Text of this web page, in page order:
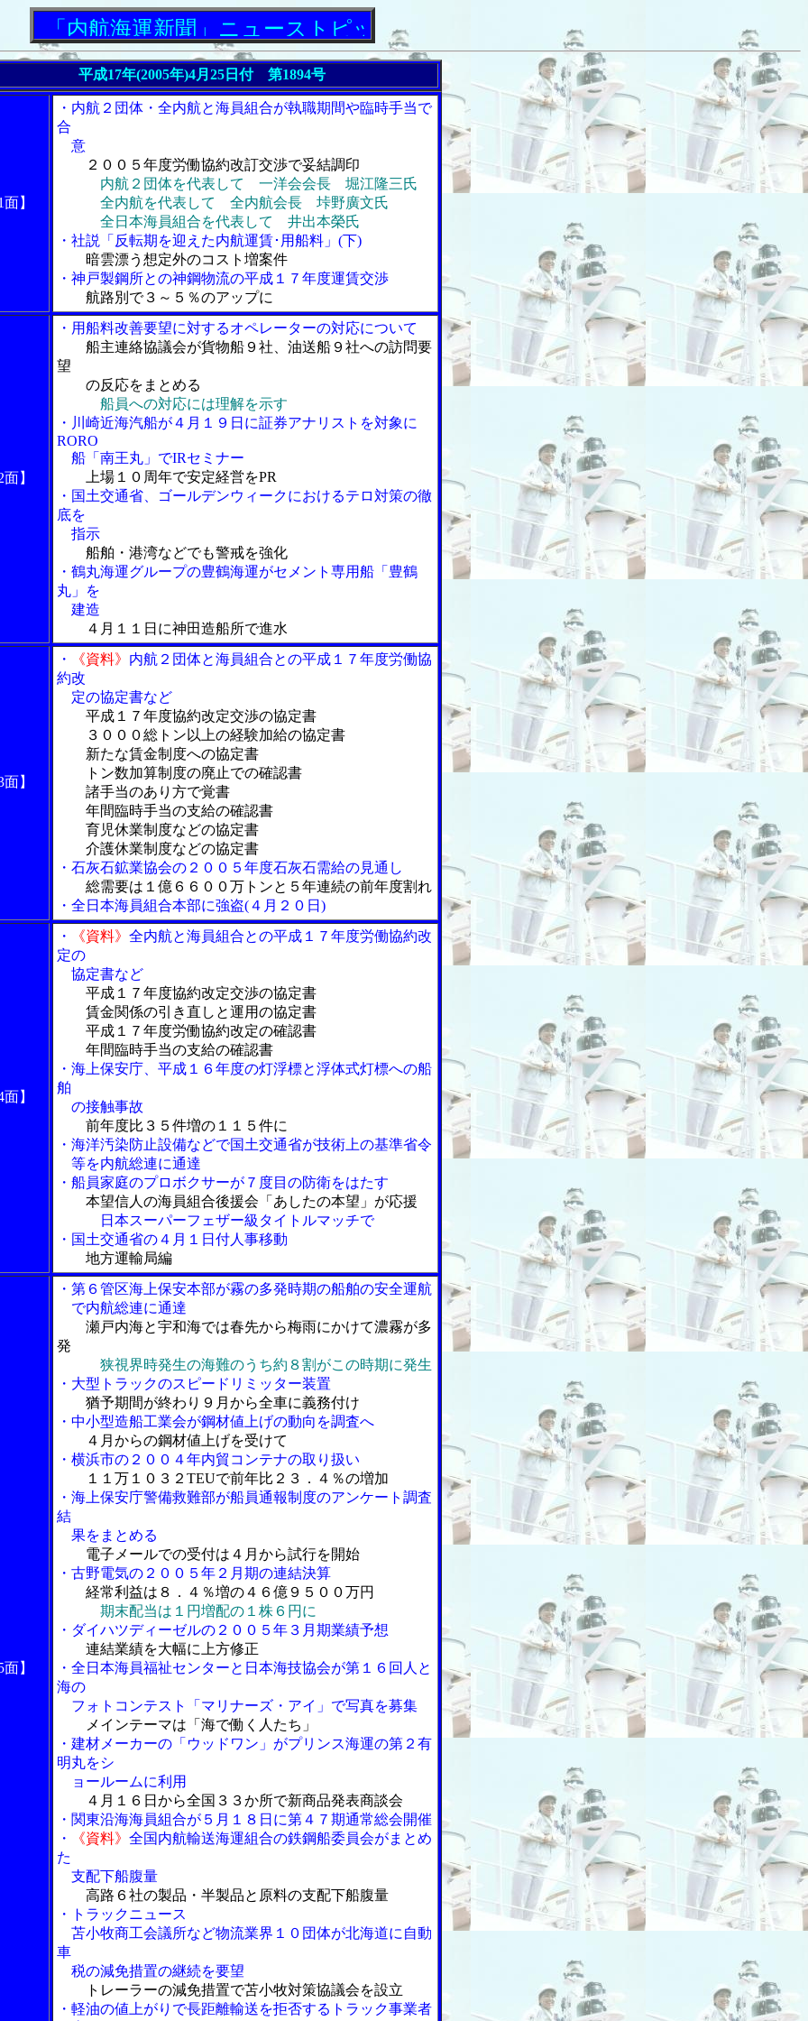
内航海運新聞」ニューストピックス
平成17年(2005年)4月25日付 第1894号
】
・内航２団体・全内航と海員組合が執職期間や臨時手当で
合
意
２００５年度労働協約改訂交渉で妥結調印
内航２団体を代表して 一洋会会長 堀江隆三氏
全内航を代表して 全内航会長 垰野廣文氏
全日本海員組合を代表して 井出本榮氏
・社説「反転期を迎えた内航運賃･用船料」(下)
暗雲漂う想定外のコスト増案件
・神戸製鋼所との神鋼物流の平成１７年度運賃交渉
航路別で３～５％のアップに
】
・用船料改善要望に対するオペレーターの対応について
船主連絡協議会が貨物船９社、油送船９社への訪問要
望
の反応をまとめる
船員への対応には理解を示す
・川崎近海汽船が４月１９日に証券アナリストを対象に
RORO
船「南王丸」でIRセミナー
上場１０周年で安定経営をPR
・国土交通省、ゴールデンウィークにおけるテロ対策の徹
底を
指示
船舶・港湾などでも警戒を強化
・鶴丸海運グループの豊鶴海運がセメント専用船「豊鶴
丸」を
建造
４月１１日に神田造船所で進水
】
・ 《資料》 内航２団体と海員組合との平成１７年度労働協
約改
定の協定書など
平成１７年度協約改定交渉の協定書
３０００総トン以上の経験加給の協定書
新たな賃金制度への協定書
トン数加算制度の廃止での確認書
諸手当のあり方で覚書
年間臨時手当の支給の確認書
育児休業制度などの協定書
介護休業制度などの協定書
・石灰石鉱業協会の２００５年度石灰石需給の見通し
総需要は１億６６００万トンと５年連続の前年度割れ
・全日本海員組合本部に強盗(４月２０日)
】
・ 《資料》 全内航と海員組合との平成１７年度労働協約改
定の
協定書など
平成１７年度協約改定交渉の協定書
賃金関係の引き直しと運用の協定書
平成１７年度労働協約改定の確認書
年間臨時手当の支給の確認書
・海上保安庁、平成１６年度の灯浮標と浮体式灯標への船
舶
の接触事故
前年度比３５件増の１１５件に
・海洋汚染防止設備などで国土交通省が技術上の基準省令
等を内航総連に通達
・船員家庭のプロボクサーが７度目の防衛をはたす
本望信人の海員組合後援会「あしたの本望」が応援
日本スーパーフェザー級タイトルマッチで
・国土交通省の４月１日付人事移動
地方運輸局編
】
・第６管区海上保安本部が霧の多発時期の船舶の安全運航
で内航総連に通達
瀬戸内海と宇和海では春先から梅雨にかけて濃霧が多
発
狭視界時発生の海難のうち約８割がこの時期に発生
・大型トラックのスピードリミッター装置
猶予期間が終わり９月から全車に義務付け
・中小型造船工業会が鋼材値上げの動向を調査へ
４月からの鋼材値上げを受けて
・横浜市の２００４年内貿コンテナの取り扱い
１１万１０３２TEUで前年比２３．４％の増加
・海上保安庁警備救難部が船員通報制度のアンケート調査
結
果をまとめる
電子メールでの受付は４月から試行を開始
・古野電気の２００５年２月期の連結決算
経常利益は８．４％増の４６億９５００万円
期末配当は１円増配の１株６円に
・ダイハツディーゼルの２００５年３月期業績予想
連結業績を大幅に上方修正
・全日本海員福祉センターと日本海技協会が第１６回人と
海の
フォトコンテスト「マリナーズ・アイ」で写真を募集
メインテーマは「海で働く人たち」
・建材メーカーの「ウッドワン」がプリンス海運の第２有
明丸をシ
ョールームに利用
４月１６日から全国３３か所で新商品発表商談会
・関東沿海海員組合が５月１８日に第４７期通常総会開催
・
《資料》 全国内航輸送海運組合の鉄鋼船委員会がまとめ
た
支配下船腹量
高路６社の製品・半製品と原料の支配下船腹量
・トラックニュース
苫小牧商工会議所など物流業界１０団体が北海道に自動
車
税の減免措置の継続を要望
トレーラーの減免措置で苫小牧対策協議会を設立
・軽油の値上がりで長距離輸送を拒否するトラック事業者